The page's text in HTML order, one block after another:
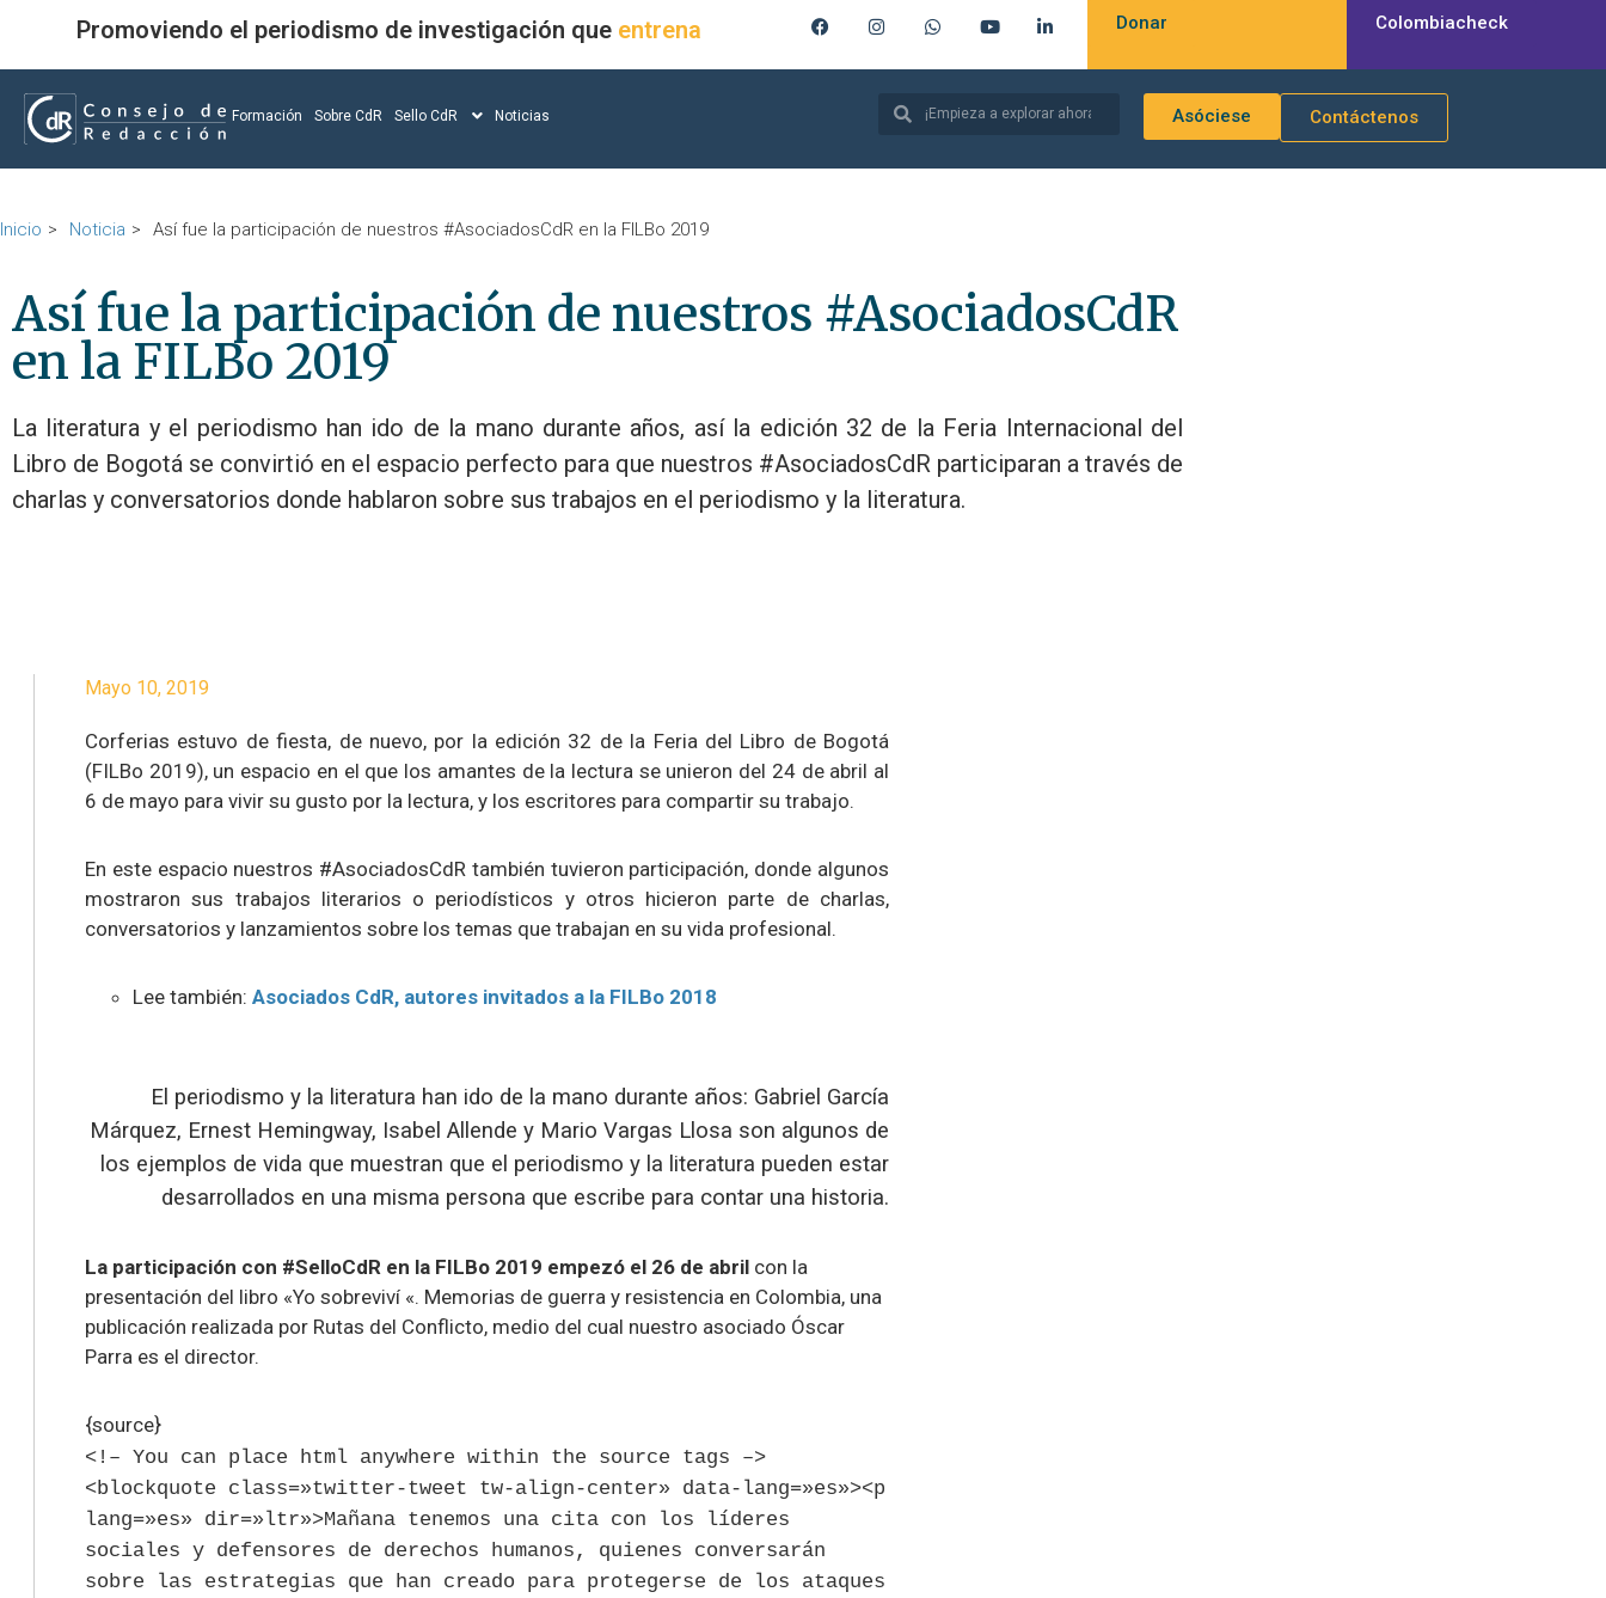
Promoviendo el periodismo de investigación que produce Donar Colombiacheck
Formación Sobre CdR Sello CdR Noticias Asóciese Contáctenos
Inicio Noticia Así fue la participación de nuestros #AsociadosCdR en la FILBo 2019
Así fue la participación de nuestros #AsociadosCdR
en la FILBo 2019
La literatura y el periodismo han ido de la mano durante años, así la edición 32 de la Feria Internacional del
Libro de Bogotá se convirtió en el espacio perfecto para que nuestros #AsociadosCdR participaran a través de
charlas y conversatorios donde hablaron sobre sus trabajos en el periodismo y la literatura.
Mayo 10, 2019
Corferias estuvo de fiesta, de nuevo, por la edición 32 de la Feria del Libro de Bogotá
(FILBo 2019), un espacio en el que los amantes de la lectura se unieron del 24 de abril al
6 de mayo para vivir su gusto por la lectura, y los escritores para compartir su trabajo.
En este espacio nuestros #AsociadosCdR también tuvieron participación, donde algunos
mostraron sus trabajos literarios o periodísticos y otros hicieron parte de charlas,
conversatorios y lanzamientos sobre los temas que trabajan en su vida profesional.
Lee también: Asociados CdR, autores invitados a la FILBo 2018
El periodismo y la literatura han ido de la mano durante años: Gabriel García
Márquez, Ernest Hemingway, Isabel Allende y Mario Vargas Llosa son algunos de
los ejemplos de vida que muestran que el periodismo y la literatura pueden estar
desarrollados en una misma persona que escribe para contar una historia.
La participación con #SelloCdR en la FILBo 2019 empezó el 26 de abril con la
presentación del libro «Yo sobreviví «. Memorias de guerra y resistencia en Colombia, una
publicación realizada por Rutas del Conflicto, medio del cual nuestro asociado Óscar
Parra es el director.
{source}
<!– You can place html anywhere within the source tags –>
<blockquote class=»twitter-tweet tw-align-center» data-lang=»es»><p
lang=»es» dir=»ltr»>Mañana tenemos una cita con los líderes
sociales y defensores de derechos humanos, quienes conversarán
sobre las estrategias que han creado para protegerse de los ataques